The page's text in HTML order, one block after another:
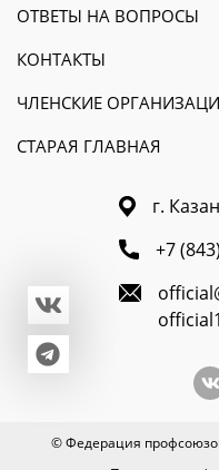
ОТВЕТЫ НА ВОПРОСЫ
КОНТАКТЫ
ЧЛЕНСКИЕ
СТАРАЯ ГЛАВНАЯ
г.
+7
© Федерация